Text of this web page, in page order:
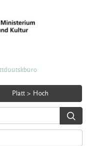
Platt > Hoch